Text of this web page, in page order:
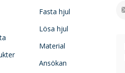
Fasta hjul
Lösa hjul
Material
Ansökan